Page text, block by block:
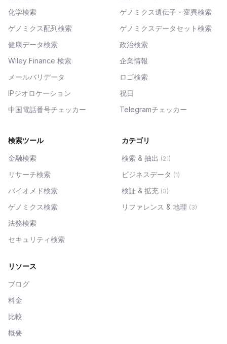
化学検索
ゲノミクス遺伝子・変異検索
ゲノミクス配列検索
ゲノミクスデータセット検索
健康データ検索
政治検索
Wiley Finance 検索
企業情報
メールバリデータ
ロゴ検索
IPジオロケーション
祝日
中国電話番号チェッカー
Telegramチェッカー
検索ツール
金融検索
リサーチ検索
バイオメド検索
ゲノミクス検索
法務検索
セキュリティ検索
カテゴリ
検索 & 抽出 (21)
ビジネスデータ (1)
検証 & 拡充 (3)
リファレンス & 地理 (3)
リソース
ブログ
料金
比較
概要